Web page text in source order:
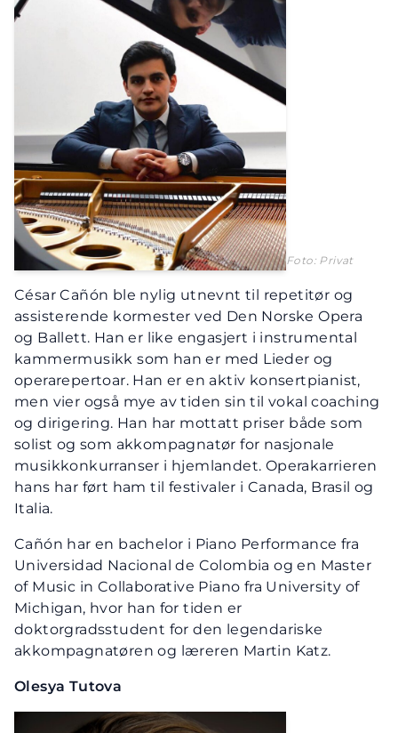
Foto: Privat
César Cañón ble nylig utnevnt til repetitør og
assisterende kormester ved Den Norske Opera
og Ballett. Han er like engasjert i instrumental
kammermusikk som han er med Lieder og
operarepertoar. Han er en aktiv konsertpianist,
men vier også mye av tiden sin til vokal coaching
og dirigering. Han har mottatt priser både som
solist og som akkompagnatør for nasjonale
musikkonkurranser i hjemlandet. Operakarrieren
hans har ført ham til festivaler i Canada, Brasil og
Italia.
Cañón har en bachelor i Piano Performance fra
Universidad Nacional de Colombia og en Master
of Music in Collaborative Piano fra University of
Michigan, hvor han for tiden er
doktorgradsstudent for den legendariske
akkompagnatøren og læreren Martin Katz.
Olesya Tutova